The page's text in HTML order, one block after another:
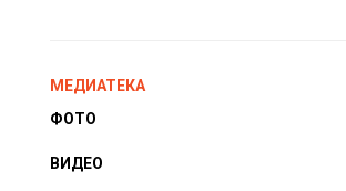
МЕДИАТЕКА
ФОТО
ВИДЕО